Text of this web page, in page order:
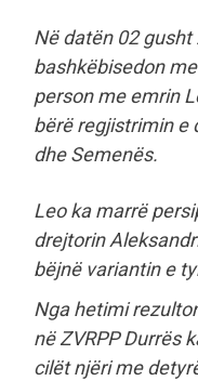
Në datën 02 gusht
bashkëbisedon
person me emrin
bërë regjistrimin e
dhe Semenës.
Leo ka marrë
drejtorin
bëjnë variantin e
Nga hetimi
në ZVRPP Durrës
cilët njëri me